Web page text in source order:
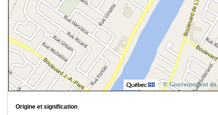
© Gouvernement du
Origine et signification